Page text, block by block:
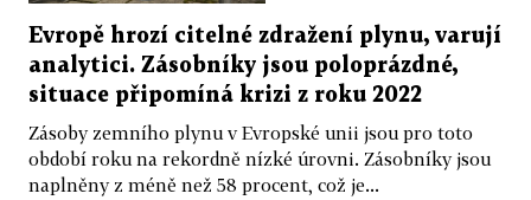
Evropě hrozí citelné zdražení plynu, varují
analytici. Zásobníky jsou poloprázdné,
situace připomíná krizi z roku 2022
Zásoby zemního plynu v Evropské unii jsou pro toto
období roku na rekordně nízké úrovni. Zásobníky jsou
naplněny z méně než 58 procent, což je...